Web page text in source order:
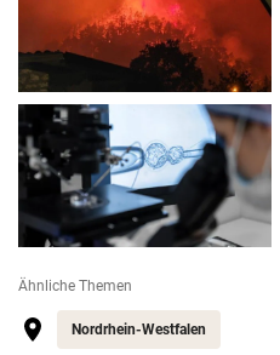
Ähnliche Themen
Nordrhein-Westfalen